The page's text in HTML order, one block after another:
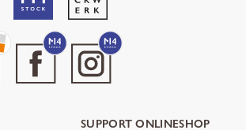
SUPPORT ONLINESHOP